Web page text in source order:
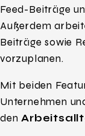
Feed-Beiträge
Außerdem
Beiträge sowie
vorzuplanen.
Mit beiden
Unternehmen
den